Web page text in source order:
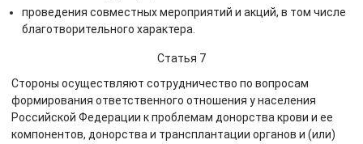
проведения совместных мероприятий и акций, в том числе
благотворительного характера.
Статья 7
Стороны осуществляют сотрудничество по вопросам
формирования ответственного отношения у населения
Российской Федерации к проблемам донорства крови и ее
компонентов, донорства и трансплантации органов и (или)